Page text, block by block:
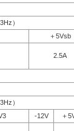
）
＋5Vsb
2.5A
）
-12V
＋